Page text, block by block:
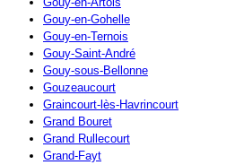
Gouy-en-Gohelle
Gouy-en-Ternois
Gouy-Saint-André
Gouy-sous-Bellonne
Gouzeaucourt
Graincourt-lès-Havrincourt
Grand Bouret
Grand Rullecourt
Grand-Fayt